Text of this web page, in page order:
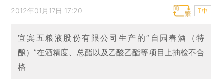
2012年01月17日 17:20 T中
宜宾五粮液股份有限公司生产的“自园春酒（特
酿）”在酒精度、总酯以及乙酸乙酯等项目上抽检不合
格